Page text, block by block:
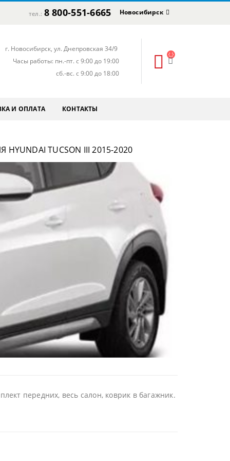
тел.: 8 800-551-6665 Новосибирск
г. Новосибирск, ул. Днепровская 34/9
Часы работы: пн.-пт. с 9:00 до 19:00
сб.-вс. с 9:00 до 18:00
И ОПЛАТА КОНТАКТЫ
TUCSON III 2015-2020
передних, весь салон, коврик в багажник.